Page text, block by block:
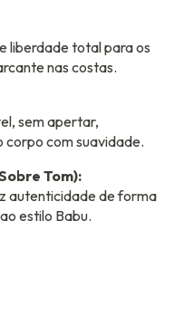
liberdade total para os
nas costas.
sem apertar,
corpo com suavidade.
Tom):
autenticidade de forma
estilo Babu.